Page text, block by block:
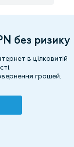
без ризику
в цілковитій
грошей.